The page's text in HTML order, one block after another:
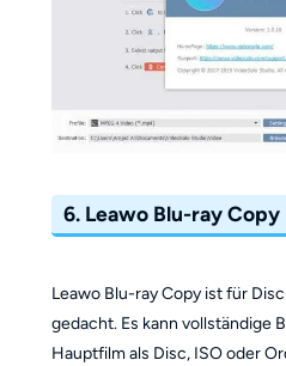
6. Leawo Blu-ray Copy
Leawo Blu-ray Copy ist für
gedacht. Es kann vollständige
Hauptfilm als Disc, ISO oder